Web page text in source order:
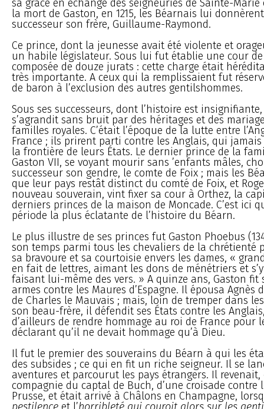
sa grâce en échange des seigneuries de Sainte-Marie
la mort de Gaston, en 1215, les Béarnais lui
successeur son frère, Guillaume-Raymond.
Ce prince, dont la jeunesse avait été violente et
un habile législateur. Sous lui fut établie une cour
composée de douze jurats : cette charge était
très importante. A ceux qui la remplissaient fut
de baron à l’exclusion des autres gentilshommes.
Sous ses successeurs, dont l’histoire est
s’agrandit sans bruit par des héritages et des
familles royales. C’était l’époque de la lutte entre
France ; ils prirent parti contre les Anglais, qui
la frontière de leurs États. Le dernier prince de la
Gaston VII, se voyant mourir sans ’enfants mâles,
successeur son gendre, le comte de Foix ; mais les
que leur pays restât distinct du comté de Foix, et
nouveau souverain, vint fixer sa cour à Orthez, la
derniers princes de la maison de Moncade. C’est ici
période la plus éclatante de l’histoire du Béarn.
Le plus illustre de ses princes fut Gaston Phoebus
son temps parmi tous les chevaliers de la chrétienté
sa bravoure et sa courtoisie envers les dames, «
en fait de lettres, aimant les dons de ménétriers et
faisant lui-même des vers. » A quinze ans, Gaston fit
armes contre les Maures d’Espagne. Il épousa Agnès
de Charles le Mauvais ; mais, loin de tremper dans
son beau-frère, il défendit ses États contre les
d’ailleurs de rendre hommage au roi de France pour
déclarant qu’il ne devait hommage qu’à Dieu.
Il fut le premier des souverains du Béarn à qui les
des subsides ; ce qui en fit un riche seigneur. Il se
aventures et parcourut les pays étrangers. Il
compagnie du captal de Buch, d’une croisade contre
Prusse, et était arrivé à Châlons en Champagne,